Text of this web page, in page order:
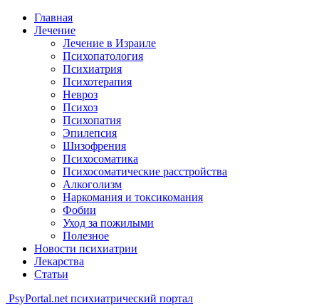
Главная
Лечение
Лечение в Израиле
Психопатология
Психиатрия
Психотерапия
Невроз
Психоз
Психопатия
Эпилепсия
Шизофрения
Психосоматика
Психосоматические расстройства
Алкоголизм
Наркомания и токсикомания
Фобии
Уход за пожилыми
Полезное
Новости психиатрии
Лекарства
Статьи
PsyPortal.net психиатрический портал